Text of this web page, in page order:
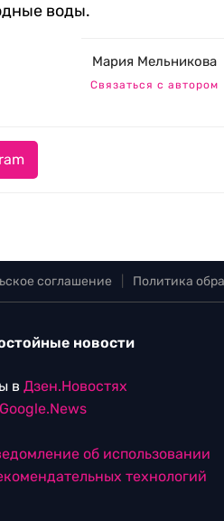
воды.
Мария Мельникова
Связаться с автором
соглашение Политика
новости
в Дзен.Новостях
Google.News
об использовании
технологий